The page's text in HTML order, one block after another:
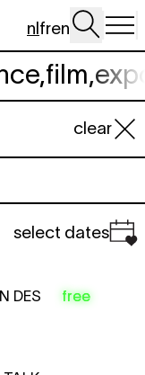
nlfren
,film,
clear
select dates
DES
free